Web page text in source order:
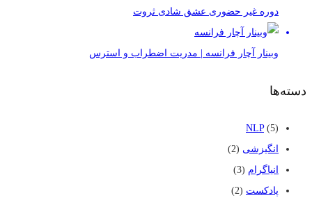
دوره غیر حضوری عشق شادی ثروت
وبینار آچار فرانسه | مدریت اضطراب و استرس
دسته‌ها
NLP(5)
انگیزشی (2)
انیاگرام (3)
پادکست (2)